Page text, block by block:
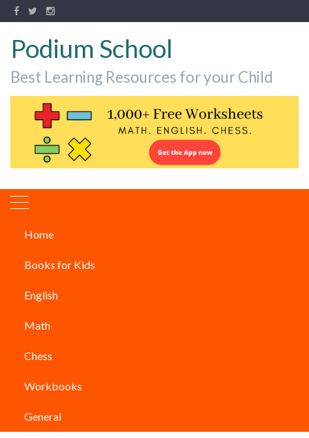
Podium School
Best Learning Resources for your Child
Home
Books for Kids
English
Math
Chess
Workbooks
General
महामारी |
ARTICLES
महामारी नहीं है जिसका सामना इंसानों ने किया है।